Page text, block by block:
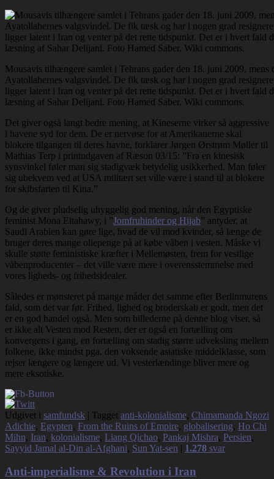
Mousavis tilhængere samlet i Tehrans gader den 18. juni 2009, mens
Ayatollahernes valgsvindel. De fik tæsk og har i nogen grad
ligger latent i Iran og venter på det rette tidspunkt. Det er i hvert fald
læsning af Sahar Delijani. Foto Hamed Saber. Wiki commons.
Det giver også langt bedre mening, at Kineserne virker så aggressive
i havene syd for dem. De er nervøse for at Amerikanerne skal
blokere tilgangen til deres havne, forklarer Jørgen Ørstrøm Møller til
Mathias Terp i printudgaven af Ræson 03/15: ”Fra en kinesisk
synsvinkel føler man sig stadigvæk betydelig usikkerhed. Man føler
sig ubekvem ved at USA militært set ville være i stand til at blokere
for skibsfarten til Kina.”
Og de giver pludselig uhyggelig god mening, når den Egyptiske
feminist Mona Eltahawy, i ”Jomfruhinder og Hijab” antyder, at
Saudi Arabien kan gøre lige, hvad de vil mod kvinder, så længe de
bruger deres mange oliepenge på at købe våben i vesten. Måske vi
skulle støtte feministiske kræfter i Mellemøsten, frem for vestlige
våbenproducenter – det ville være mere i overensstemmelse med
vores ligheds- og frihedsidealer.
Således er mønsteret på mange måder det samme efter Berlinmurens
fald, som det var før. Frihed, lighed og broderskab er godt, men det
er en god handel også. Men som billederne på denne blog viser, så
er ikke alt Vesten mod Resten, der er også en fortælling om
konvergens i gang, en fortælling om stadig større udveksling mellem
folkene, ikke mindst pga. den voksende asiatiske middelklasse, som
rejser længere og længere ud. Vi vesterlændinge bliver mere og
mere eksotiske.
Udgivet i samfundsk | Tagget anti-kolonialisme, Chimamanda Ngozi
Adichie, Egypten, From the Ruins of Empire, globalisering, Ho Chi
Mihn, Iran, kolonialisme, Liang Qichao, Pankaj Mishra, Persien,
Sayyid Jamal al-Din al-Afghani, Sun Yat-sen | 1.278 svar
Anti-imperialisme & Revolution i Iran